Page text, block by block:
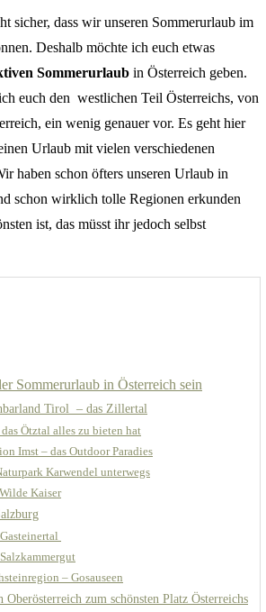
sicher, dass wir unseren Sommerurlaub im
Deshalb möchte ich euch etwas
Sommerurlaub in Österreich geben.
euch den westlichen Teil Österreichs, von
ein wenig genauer vor. Es geht hier
Urlaub mit vielen verschiedenen
haben schon öfters unseren Urlaub in
schon wirklich tolle Regionen erkunden
ist, das müsst ihr jedoch selbst
Sommerurlaub in Österreich sein
Tirol – das Zillertal
das Ötztal alles zu bieten hat
Imst – das Outdoor Paradies
Karwendel unterwegs
Kaiser
– Gosauseen
Oberösterreich zum schönsten Platz Österreichs